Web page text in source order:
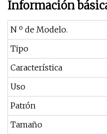
Información
N º de Modelo.
Tipo
Característica
Uso
Patrón
Tamaño